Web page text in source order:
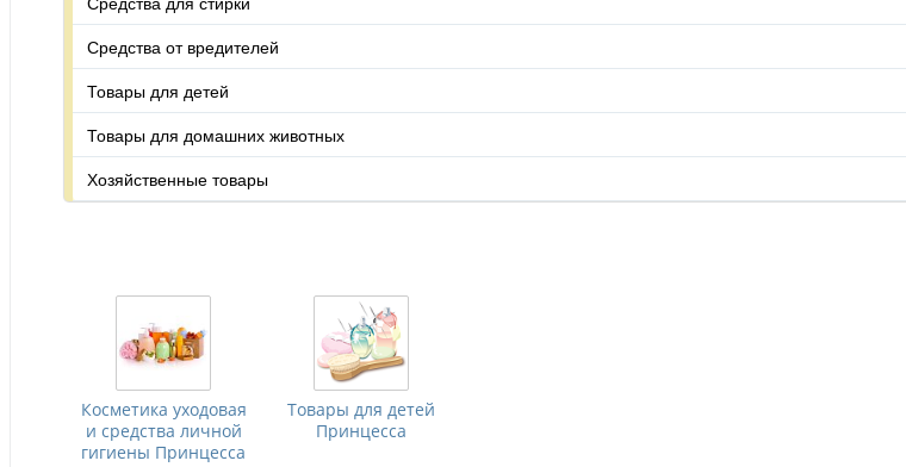
Средства от вредителей
Товары для детей
Товары для домашних животных
Хозяйственные товары
Косметика уходовая
и средства личной
гигиены Принцесса
Товары для детей
Принцесса